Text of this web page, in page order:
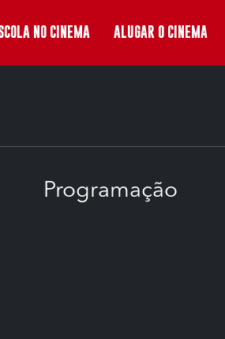
NO CINEMA ALUGAR O CINEMA
Programação